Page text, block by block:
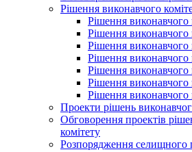
Рішення виконавчого
Рішення виконавчого
Рішення виконавчого
Рішення виконавчого
Рішення виконавчого
Рішення виконавчого
Рішення виконавчого
Рішення виконавчого
Проекти рішень
Обговорення проектів
комітету
Розпорядження селищного